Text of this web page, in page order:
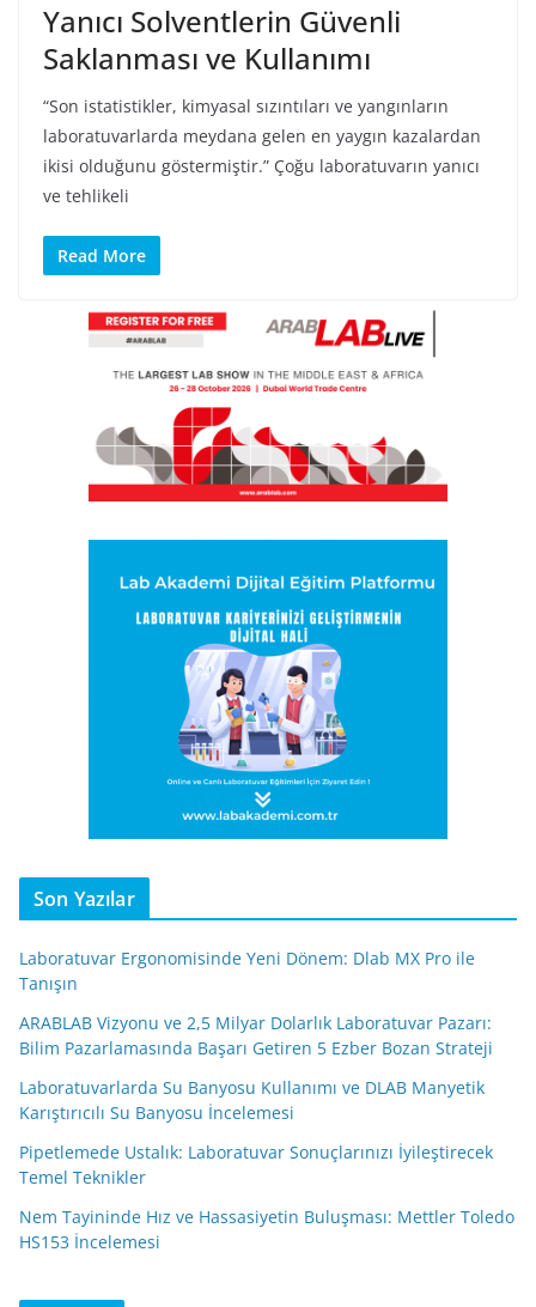
Yanıcı Solventlerin Güvenli
Saklanması ve Kullanımı
“Son istatistikler, kimyasal sızıntıları ve yangınların
laboratuvarlarda meydana gelen en yaygın kazalardan
ikisi olduğunu göstermiştir.” Çoğu laboratuvarın yanıcı
ve tehlikeli
Read More
Son Yazılar
Laboratuvar Ergonomisinde Yeni Dönem: Dlab MX Pro ile
Tanışın
ARABLAB Vizyonu ve 2,5 Milyar Dolarlık Laboratuvar Pazarı:
Bilim Pazarlamasında Başarı Getiren 5 Ezber Bozan Strateji
Laboratuvarlarda Su Banyosu Kullanımı ve DLAB Manyetik
Karıştırıcılı Su Banyosu İncelemesi
Pipetlemede Ustalık: Laboratuvar Sonuçlarınızı İyileştirecek
Temel Teknikler
Nem Tayininde Hız ve Hassasiyetin Buluşması: Mettler Toledo
HS153 İncelemesi